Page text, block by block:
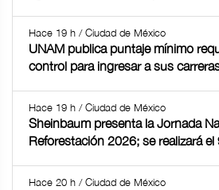
Hace 19 h / Ciudad de México
UNAM publica puntaje mínimo
control para ingresar a sus
Hace 19 h / Ciudad de México
Sheinbaum presenta la Jornada
Reforestación 2026; se realizará
Hace 20 h / Ciudad de México